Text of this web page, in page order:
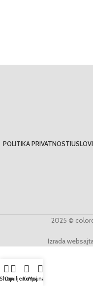
POLITIKA PRIVATNOSTI
2025 ©
Izrada
OmiljenoKorpa
Moj nalog